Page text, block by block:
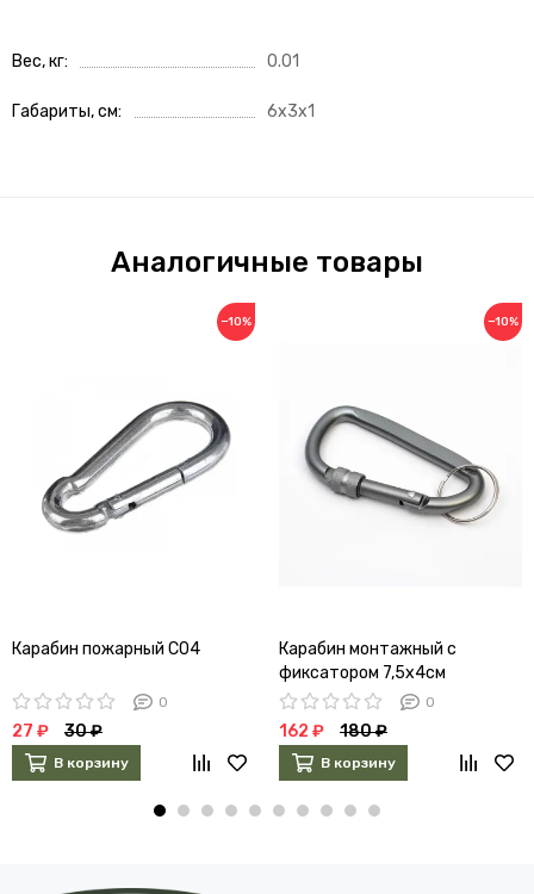
Вес, кг 0.01
Габариты, см 6x3x1
Аналогичные товары
−10%
Карабин пожарный С04
0
27 ₽ 30 ₽
В корзину
−10%
Карабин монтажный с
фиксатором 7,5х4см
металлический 9339984
0
162 ₽ 180 ₽
В корзину